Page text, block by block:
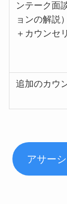
ンテーク面
ョンの解説）
＋カウンセ
追加のカウ
アサー